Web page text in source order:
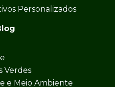
Personalizados
Verdes
e Meio Ambiente